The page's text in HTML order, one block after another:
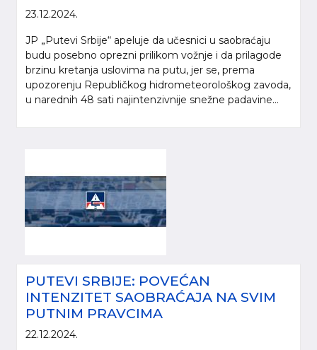
23.12.2024.
JP „Putevi Srbije“ apeluje da učesnici u saobraćaju
budu posebno oprezni prilikom vožnje i da prilagode
brzinu kretanja uslovima na putu, jer se, prema
upozorenju Republičkog hidrometeorološkog zavoda,
u narednih 48 sati najintenzivnije snežne padavine...
PUTEVI SRBIJE: POVEĆAN
INTENZITET SAOBRAĆAJA NA SVIM
PUTNIM PRAVCIMA
22.12.2024.